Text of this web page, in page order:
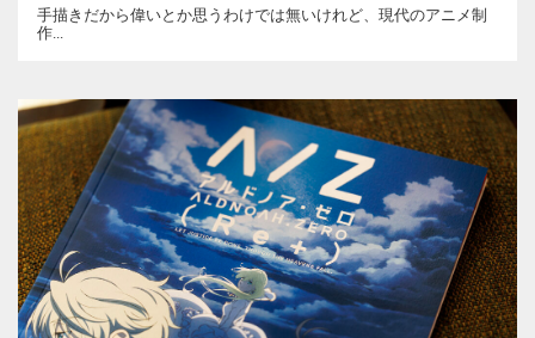
手描きだから偉いとか思うわけでは無いけれど、現代のアニメ制
作...